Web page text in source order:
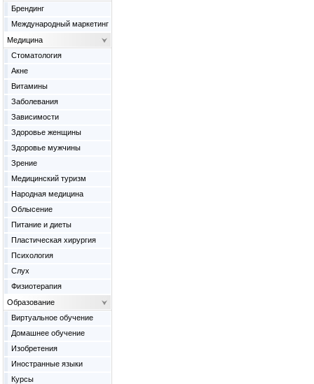
Брендинг
Международный маркетинг
Медицина
Cтоматология
Акне
Витамины
Заболевания
Зависимости
Здоровье женщины
Здоровье мужчины
Зрение
Медицинский туризм
Народная медицина
Облысение
Питание и диеты
Пластическая хирургия
Психология
Слух
Физиотерапия
Образование
Виртуальное обучение
Домашнее обучение
Изобретения
Иностранные языки
Курсы